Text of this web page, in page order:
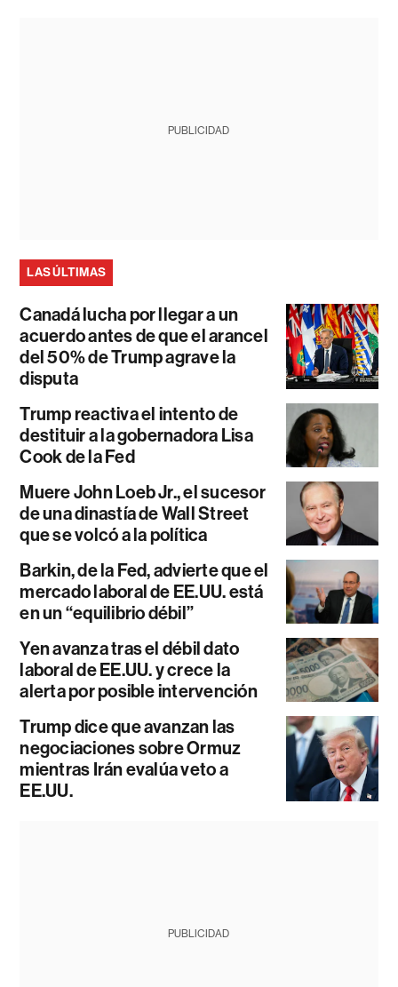
PUBLICIDAD
LAS ÚLTIMAS
Canadá lucha por llegar a un
acuerdo antes de que el arancel
del 50% de Trump agrave la
disputa
Trump reactiva el intento de
destituir a la gobernadora Lisa
Cook de la Fed
Muere John Loeb Jr., el sucesor
de una dinastía de Wall Street
que se volcó a la política
Barkin, de la Fed, advierte que el
mercado laboral de EE.UU. está
en un “equilibrio débil”
Yen avanza tras el débil dato
laboral de EE.UU. y crece la
alerta por posible intervención
Trump dice que avanzan las
negociaciones sobre Ormuz
mientras Irán evalúa veto a
EE.UU.
PUBLICIDAD